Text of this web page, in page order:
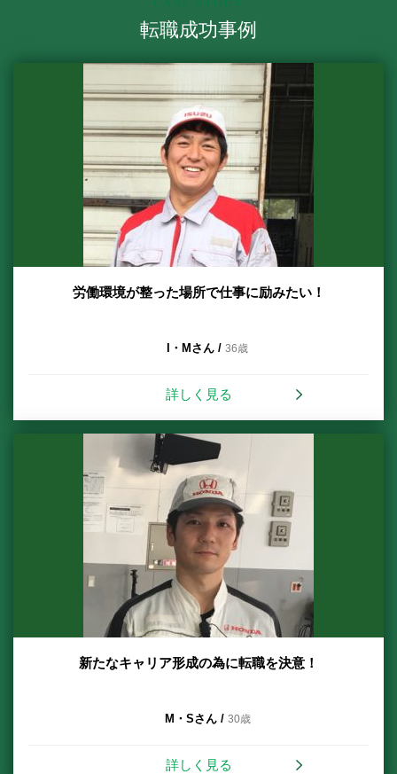
CASE STUDY
転職成功事例
労働環境が整った場所で仕事に励みたい！
I・Mさん / 36歳
詳しく見る
新たなキャリア形成の為に転職を決意！
M・Sさん / 30歳
詳しく見る